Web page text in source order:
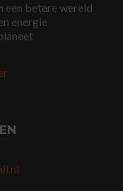
een betere wereld
energie